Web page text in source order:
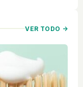
VER TODO →